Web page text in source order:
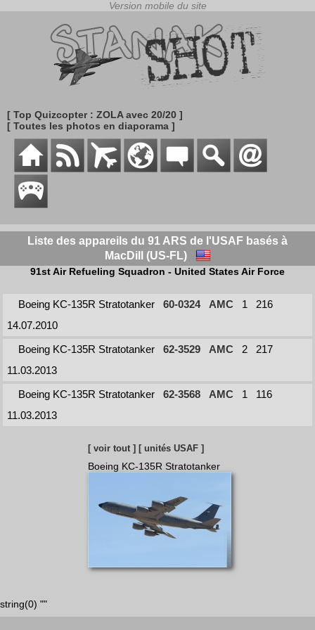
[ Top Quizcopter : ZOLA avec 20/20 ]
[ Toutes les photos en diaporama ]
Liste des appareils du 91 ARS de l'USAF basés à
MacDill (US-FL)
91st Air Refueling Squadron - United States Air Force
Boeing KC-135R Stratotanker 60-0324 AMC 1
216
14.07.2010
Boeing KC-135R Stratotanker
62-3529 AMC 2
217
11.03.2013
Boeing KC-135R Stratotanker
62-3568 AMC 1
116
11.03.2013
[ voir tout ] [ unités USAF ]
Boeing KC-135R Stratotanker
string(0) ""